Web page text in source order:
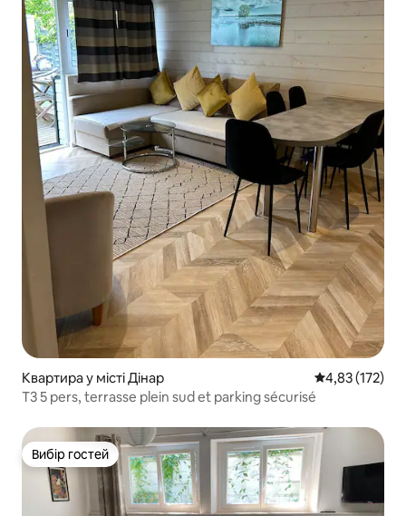
Квартира у місті Дінар Середня
4,83 (172)
T3 5 pers, terrasse plein sud et parking sécurisé
Вибір гостей
Вибір гостей